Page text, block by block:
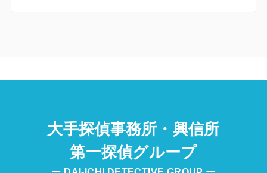
大手探偵事務所・興信所
第一探偵グループ